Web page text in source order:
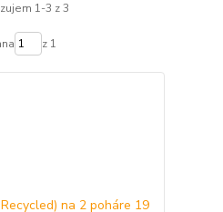
1-3 z 3
z 1